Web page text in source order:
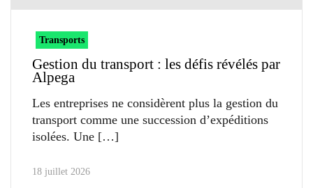
Transports
Gestion du transport : les défis révélés par
Alpega
Les entreprises ne considèrent plus la gestion du
transport comme une succession d’expéditions
isolées. Une
18 juillet 2026